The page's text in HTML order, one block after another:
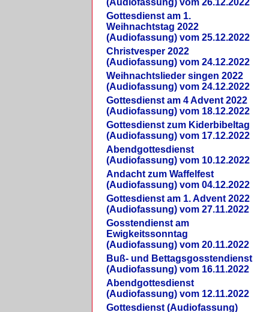
(Audiofassung) vom 26.12.2022
Gottesdienst am 1.
Weihnachtstag 2022
(Audiofassung) vom 25.12.2022
Christvesper 2022
(Audiofassung) vom 24.12.2022
Weihnachtslieder singen 2022
(Audiofassung) vom 24.12.2022
Gottesdienst am 4 Advent 2022
(Audiofassung) vom 18.12.2022
Gottesdienst zum Kiderbibeltag
(Audiofassung) vom 17.12.2022
Abendgottesdienst
(Audiofassung) vom 10.12.2022
Andacht zum Waffelfest
(Audiofassung) vom 04.12.2022
Gottesdienst am 1. Advent 2022
(Audiofassung) vom 27.11.2022
Gosstendienst am
Ewigkeitssonntag
(Audiofassung) vom 20.11.2022
Buß- und Bettagsgosstendienst
(Audiofassung) vom 16.11.2022
Abendgottesdienst
(Audiofassung) vom 12.11.2022
Gottesdienst (Audiofassung)